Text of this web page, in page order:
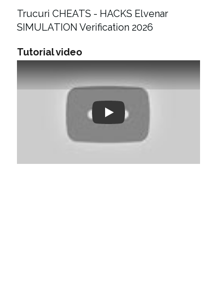
Trucuri CHEATS - HACKS Elvenar
SIMULATION Verification 2026
Tutorial video
Play: Keynote (Google I/O '18)